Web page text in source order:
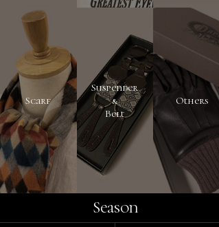
Scarf
Suspender
&
Belt
Others
Season